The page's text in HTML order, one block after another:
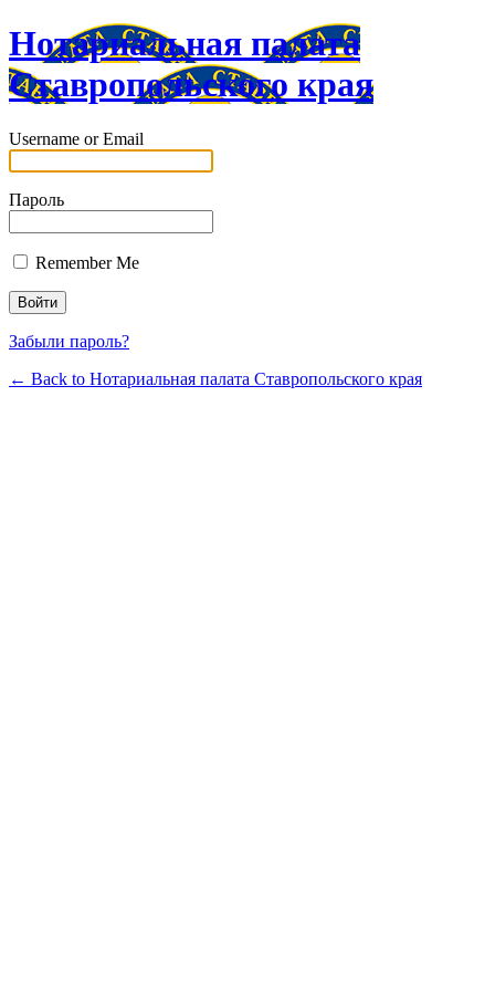
Нотариальная палата
Cтавропольского края
Username or Email
Пароль
Remember Me
Забыли пароль?
← Back to Нотариальная палата Cтавропольского края